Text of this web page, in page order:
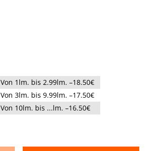
Von 1lm. bis 2.99lm. –18.50€
Von 3lm. bis 9.99lm. –17.50€
Von 10lm. bis ...lm. –16.50€